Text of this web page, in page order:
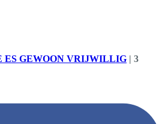
ES GEWOON VRIJWILLIG | 3